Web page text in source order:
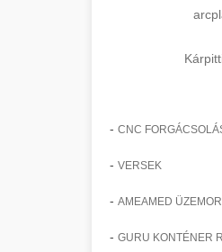
- CNC
- VERSEK
- AMEAMED
- GURU KONTÉNER